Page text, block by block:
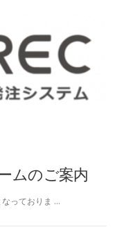
ムのご案内
っておりま …